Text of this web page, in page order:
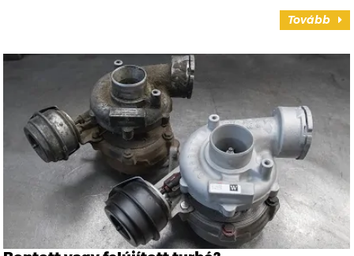
Tovább